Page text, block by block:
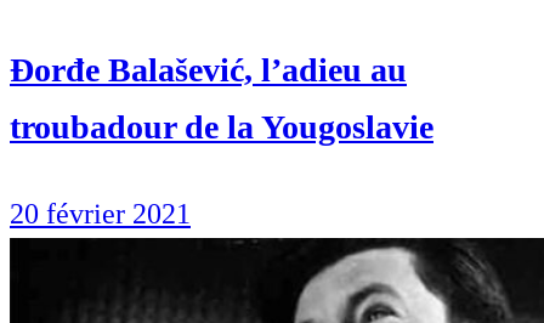
Đorđe Balašević, l’adieu au
troubadour de la Yougoslavie
20 février 2021